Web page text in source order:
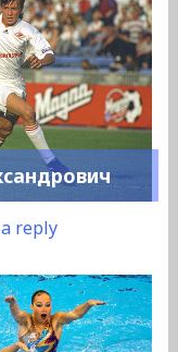
reply